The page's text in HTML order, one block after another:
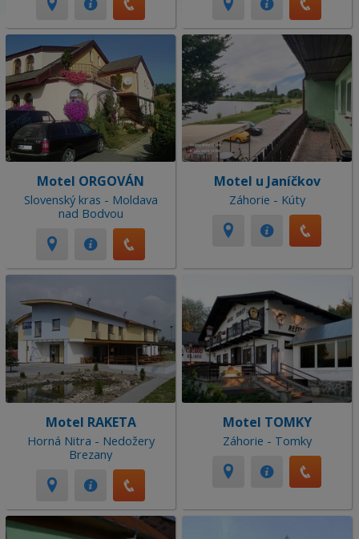
Motel ORGOVÁN
Slovenský kras - Moldava
nad Bodvou
Motel u Janíčkov
Záhorie - Kúty
Motel RAKETA
Horná Nitra - Nedožery
Brezany
Motel TOMKY
Záhorie - Tomky